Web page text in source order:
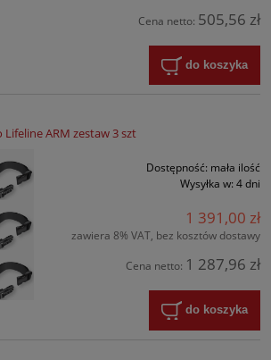
Cena netto: 505,56 zł
do koszyka
ARM zestaw 3 szt
Dostępność: mała ilość
Wysyłka w: 4 dni
1 391,00 zł
zawiera 8% VAT, bez kosztów dostawy
Cena netto: 1 287,96 zł
do koszyka